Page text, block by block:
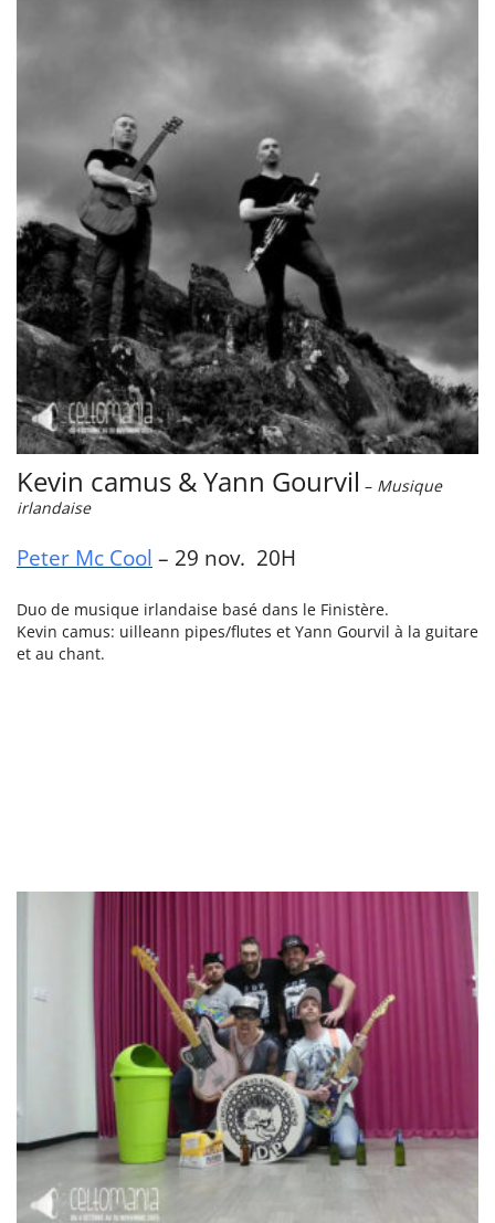
Kevin camus & Yann Gourvil – Musique
irlandaise
Peter Mc Cool – 29 nov. 20H
Duo de musique irlandaise basé dans le Finistère.
Kevin camus: uilleann pipes/flutes et Yann Gourvil à la guitare
et au chant.